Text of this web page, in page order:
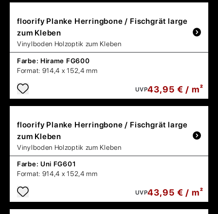
floorify Planke Herringbone / Fischgrät large
zum Kleben
Vinylboden Holzoptik zum Kleben
Farbe: Hirame FG600
Format: 914,4 x 152,4 mm
UVP43,95 € / m²
floorify Planke Herringbone / Fischgrät large
zum Kleben
Vinylboden Holzoptik zum Kleben
Farbe: Uni FG601
Format: 914,4 x 152,4 mm
UVP43,95 € / m²